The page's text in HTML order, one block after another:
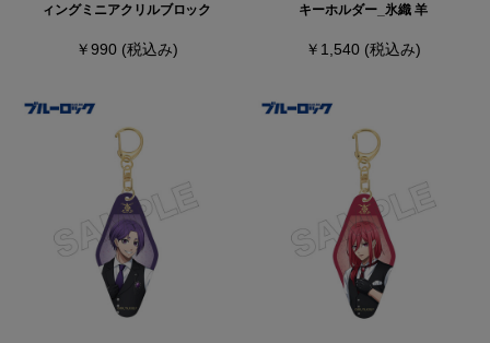
ィングミニアクリルブロック
￥990 (税込み)
キーホルダー_氷織 羊
￥1,540 (税込み)